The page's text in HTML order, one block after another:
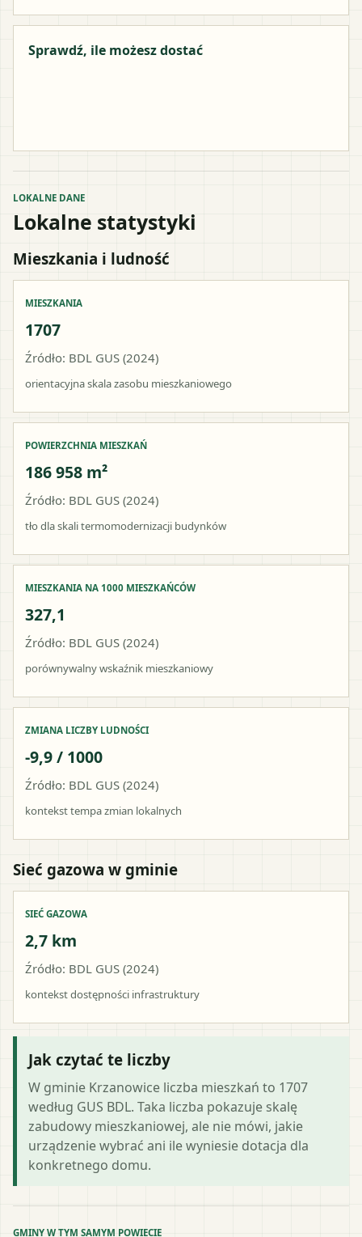
Sprawdź, ile możesz dostać
LOKALNE DANE
Lokalne statystyki
Mieszkania i ludność
MIESZKANIA
1707
Źródło: BDL GUS (2024)
orientacyjna skala zasobu mieszkaniowego
POWIERZCHNIA MIESZKAŃ
186 958 m²
Źródło: BDL GUS (2024)
tło dla skali termomodernizacji budynków
MIESZKANIA NA 1000 MIESZKAŃCÓW
327,1
Źródło: BDL GUS (2024)
porównywalny wskaźnik mieszkaniowy
ZMIANA LICZBY LUDNOŚCI
-9,9 / 1000
Źródło: BDL GUS (2024)
kontekst tempa zmian lokalnych
Sieć gazowa w gminie
SIEĆ GAZOWA
2,7 km
Źródło: BDL GUS (2024)
kontekst dostępności infrastruktury
Jak czytać te liczby
W gminie Krzanowice liczba mieszkań to 1707
według GUS BDL. Taka liczba pokazuje skalę
zabudowy mieszkaniowej, ale nie mówi, jakie
urządzenie wybrać ani ile wyniesie dotacja dla
konkretnego domu.
GMINY W TYM SAMYM POWIECIE